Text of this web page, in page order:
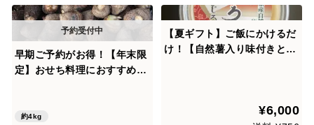
早期ご予約がお得！【年末限
定】おせち料理におすすめ！
約4kg
【夏ギフト】ご飯にかけるだ
け！【自然薯入り味付きとろ
¥6,000